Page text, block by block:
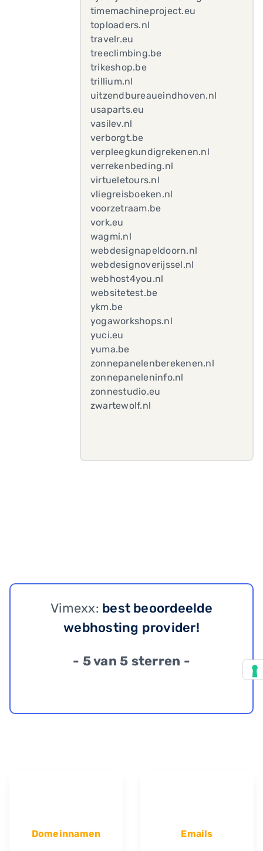
timemachineproject.eu
toploaders.nl
travelr.eu
treeclimbing.be
trikeshop.be
trillium.nl
uitzendbureaueindhoven.nl
usaparts.eu
vasilev.nl
verborgt.be
verpleegkundigrekenen.nl
verrekenbeding.nl
virtueletours.nl
vliegreisboeken.nl
voorzetraam.be
vork.eu
wagmi.nl
webdesignapeldoorn.nl
webdesignoverijssel.nl
webhost4you.nl
websitetest.be
ykm.be
yogaworkshops.nl
yuci.eu
yuma.be
zonnepanelenberekenen.nl
zonnepaneleninfo.nl
zonnestudio.eu
zwartewolf.nl
Vimexx: best beoordeelde
webhosting provider!
- 5 van 5 sterren -
Domeinnamen Emails